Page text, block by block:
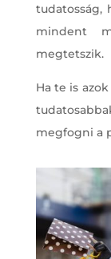
tudatosság,
mindent
megtetszik.
Ha te is
megfogni a